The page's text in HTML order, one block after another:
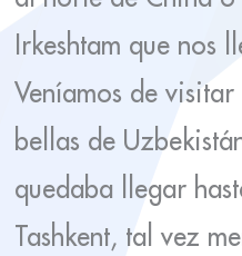
Irkeshtam que nos
Veníamos de
bellas de
quedaba llegar
Tashkent, tal vez